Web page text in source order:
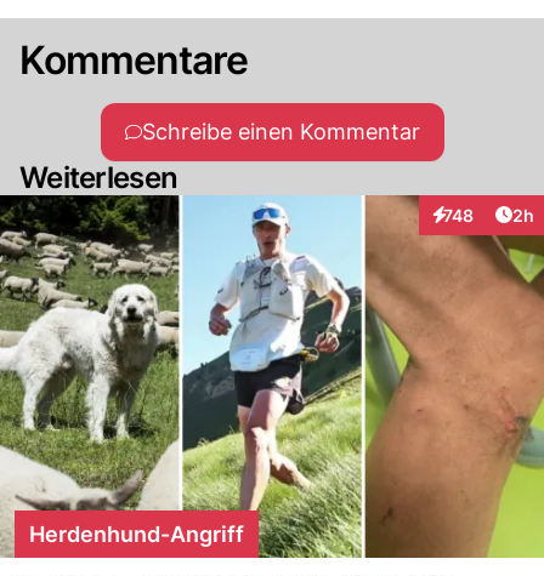
Kommentare
Schreibe einen Kommentar
Weiterlesen
748
Interaktionen
2h
Herdenhund-Angriff